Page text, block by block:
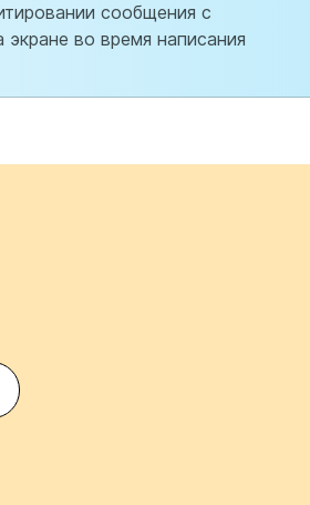
сообщения с
во время написания